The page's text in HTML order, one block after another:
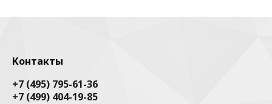
Контакты
+7 (495) 795-61-36
+7 (499) 404-19-85